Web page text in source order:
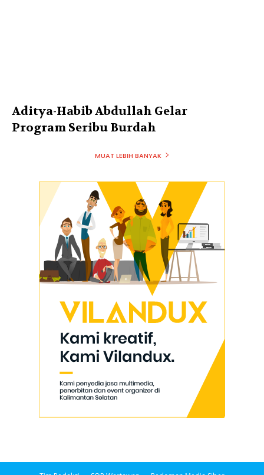
Aditya-Habib Abdullah Gelar
Program Seribu Burdah
MUAT LEBIH BANYAK